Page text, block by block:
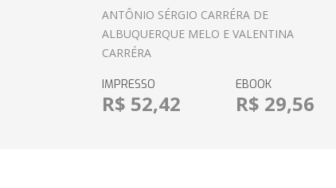
ANTÔNIO SÉRGIO CARRÉRA DE
ALBUQUERQUE MELO E VALENTINA
CARRÉRA
IMPRESSO
R$ 52,42
EBOOK
R$ 29,56